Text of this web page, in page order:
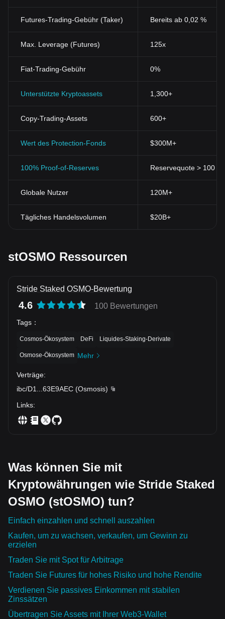
Futures-Trading-Gebühr (Taker) Bereits ab 0,02 %
Max. Leverage (Futures) 125x
Fiat-Trading-Gebühr 0%
Unterstützte Kryptoassets 1,300+
Copy-Trading-Assets 600+
Wert des Protection-Fonds $300M+
100% Proof-of-Reserves Reservequote > 100
Globale Nutzer 120M+
Tägliches Handelsvolumen $20B+
stOSMO Ressourcen
Stride Staked OSMO-Bewertung
4.6 100 Bewertungen
Tags ：
Cosmos-Ökosystem DeFi Liquides-Staking-Derivate
Osmose-Ökosystem Mehr
Verträge:
ibc/D1
63E9AEC (Osmosis)
Links:
Was können Sie mit
Kryptowährungen wie Stride Staked
OSMO (stOSMO) tun?
Einfach einzahlen und schnell auszahlen
Kaufen, um zu wachsen, verkaufen, um Gewinn zu
erzielen
Traden Sie mit Spot für Arbitrage
Traden Sie Futures für hohes Risiko und hohe Rendite
Verdienen Sie passives Einkommen mit stabilen
Zinssätzen
Übertragen Sie Assets mit Ihrer Web3-Wallet